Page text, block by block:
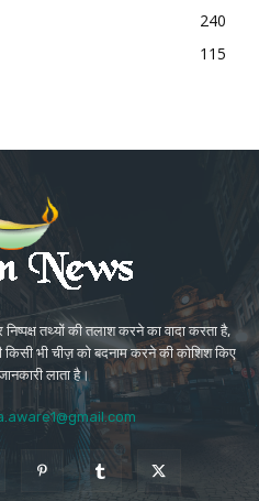
240
115
तथ्यों की तलाश करने का वादा करता है,
किसी भी चीज़ को बदनाम करने की कोशिश किए
लाता है।